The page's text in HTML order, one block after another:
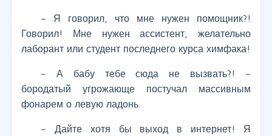
– Я говорил, что мне нужен помощник?!
Говорил! Мне нужен ассистент, желательно
лаборант или студент последнего курса химфака!
– А бабу тебе сюда не вызвать?! –
бородатый угрожающе постучал массивным
фонарем о левую ладонь.
– Дайте хотя бы выход в интернет! Я